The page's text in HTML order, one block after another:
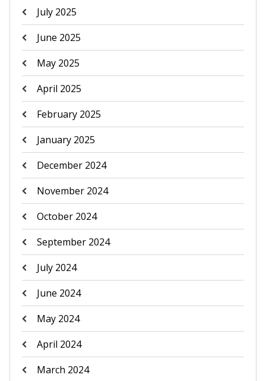
July 2025
June 2025
May 2025
April 2025
February 2025
January 2025
December 2024
November 2024
October 2024
September 2024
July 2024
June 2024
May 2024
April 2024
March 2024